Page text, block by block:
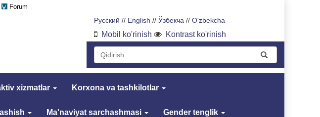
Forum
Русский // English // Ўзбекча // O'zbekcha
Mobil ko'rinish Kontrast ko'rinish
xizmatlar Korxona va tashkilotlar
Ma'naviyat sarchashmasi Gender tenglik